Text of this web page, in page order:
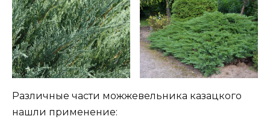
Различные части можжевельника казацкого
нашли применение: